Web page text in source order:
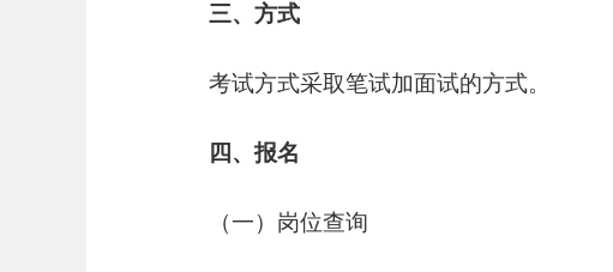
三、方式
考试方式采取笔试加面试的方式。
四、报名
（一）岗位查询